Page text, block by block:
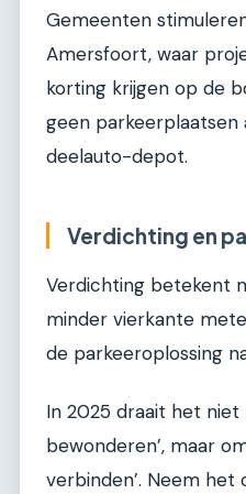
Gemeenten
Amersfoort, waar
korting krijgen op de
geen parkeerplaatsen
deelauto-depot.
Verdichting en
Verdichting betekent
minder vierkante
de parkeeroplossing
In 2025 draait het niet
bewonderen’, maar
verbinden’. Neem